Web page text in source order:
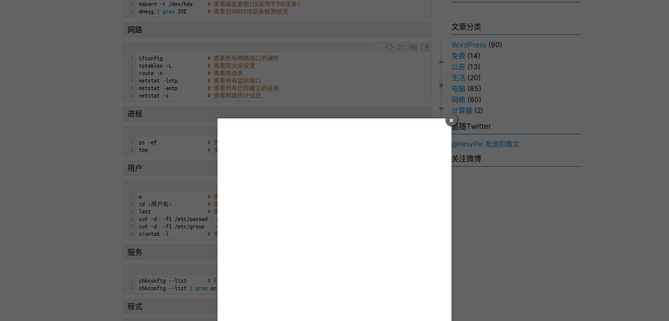
×
4
5
hdparm -i /dev/hda
# 查看磁盘参数(仅适用于IDE设备)
dmesg
| grep IDE # 查看启动时IDE设备检测状况
网路
2
3
4
5
6
ifconfig
# 查看所有网路接口的属性
iptables
-L
# 查看防火墙设置
route -n
# 查看路由表
netstat -lntp
# 查看所有监听端口
netstat -antp
# 查看所有已经建立的连接
netstat -s # 查看网路统计信息
进程
2
ps -ef
# 查看所有进程
top
# 实时显示进程状态
用户
2
3
4
5
6
w
# 查看活动用户
id
<用户名 >
# 查看指定用户信息
last
# 查看用户登录日志
cut -d : -f1 /etc /passwd
# 查看系统所有用户
cut -d : -f1 /etc /group
# 查看系统所有组
crontab -l # 查看当前用户的计划任务
服务
2
chkconfig --list
# 列出所有系统服务
chkconfig
--list | grep on
程式
文章分类
WordPress (90)
免费 (14)
公告 (13)
生活 (20)
电脑 (85)
网络 (60)
计算器 (2)
追随Twitter
@hesyifei 发送的推文
关注微博